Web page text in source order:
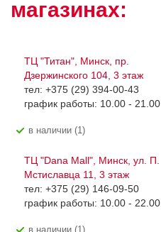
магазинах:
ТЦ "Титан", Минск, пр.
Дзержинского 104, 3 этаж
тел: +375 (29) 394-00-43
график работы: 10.00 - 21.00
В наличии (1)
ТЦ "Dana Mall", Минск, ул. П.
Мстиславца 11, 3 этаж
тел: +375 (29) 146-09-50
график работы: 10.00 - 22.00
В наличии (1)